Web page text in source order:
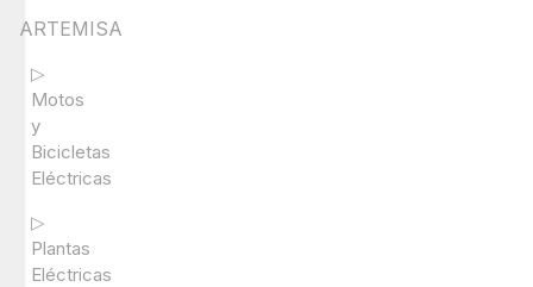
ARTEMISA
▷
Motos
y
Bicicletas
Eléctricas
▷
Plantas
Eléctricas